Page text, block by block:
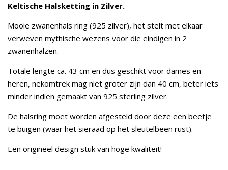
Keltische Halsketting in Zilver.
Mooie zwanenhals ring (925 zilver), het stelt met elkaar
verweven mythische wezens voor die eindigen in 2
zwanenhalzen.
Totale lengte ca. 43 cm en dus geschikt voor dames en
heren, nekomtrek mag niet groter zijn dan 40 cm, beter iets
minder indien gemaakt van 925 sterling zilver.
De halsring moet worden afgesteld door deze een beetje
te buigen (waar het sieraad op het sleutelbeen rust).
Een origineel design stuk van hoge kwaliteit!